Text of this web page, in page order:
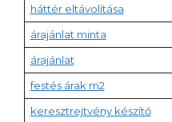
háttér eltávolítása
árajánlat minta
árajánlat
festés árak m2
keresztrejtvény készítő